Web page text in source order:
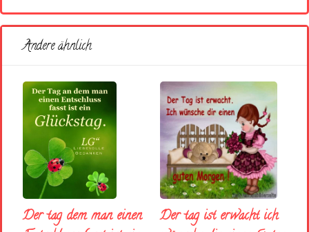
Andere ähnlich
Der tag dem man einen
Der tag ist erwacht ich